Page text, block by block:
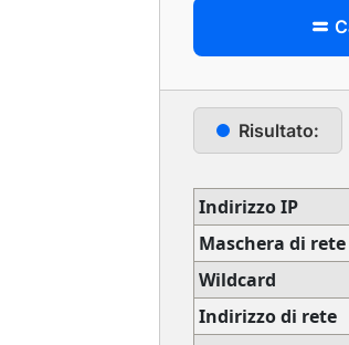
Risultato:
Indirizzo IP
Maschera di rete
Wildcard
Indirizzo di rete